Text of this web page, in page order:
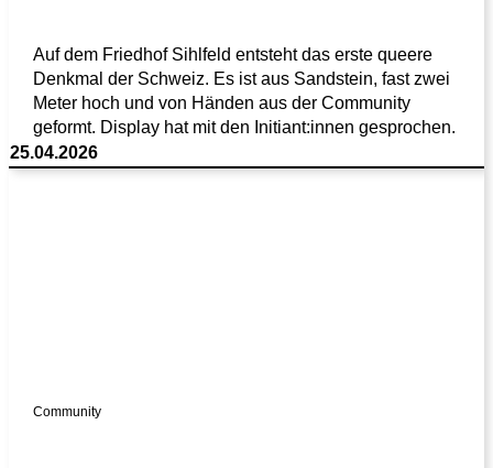
Auf dem Friedhof Sihlfeld entsteht das erste queere
Denkmal der Schweiz. Es ist aus Sandstein, fast zwei
Meter hoch und von Händen aus der Community
geformt. Display hat mit den Initiant:innen gesprochen.
25.04.2026
Community